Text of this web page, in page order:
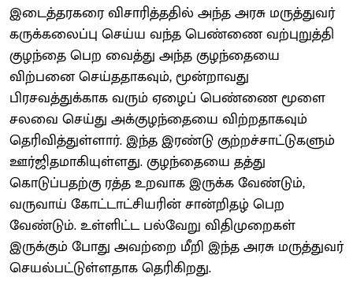
இடைத்தரகரை விசாரித்ததில் அந்த அரசு மருத்துவர்
கருக்கலைப்பு செய்ய வந்த பெண்ணை வற்புறுத்தி
குழந்தை பெற வைத்து அந்த குழந்தையை
விற்பனை செய்ததாகவும், மூன்றாவது
பிரசவத்துக்காக வரும் ஏழைப் பெண்ணை மூளை
சலவை செய்து அக்குழந்தையை விற்றதாகவும்
தெரிவித்துள்ளார். இந்த இரண்டு குற்றச்சாட்டுகளும்
ஊர்ஜிதமாகியுள்ளது. குழந்தையை தத்து
கொடுப்பதற்கு ரத்த உறவாக இருக்க வேண்டும்,
வருவாய் கோட்டாட்சியரின் சான்றிதழ் பெற
வேண்டும். உள்ளிட்ட பல்வேறு விதிமுறைகள்
இருக்கும் போது அவற்றை மீறி இந்த அரசு மருத்துவர்
செயல்பட்டுள்ளதாக தெரிகிறது.